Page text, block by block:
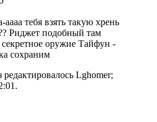
аааа тебя взять такую хрень
Риджет подобный там
секретное оружие Тайфун -
сохраним
Lghomer;
.